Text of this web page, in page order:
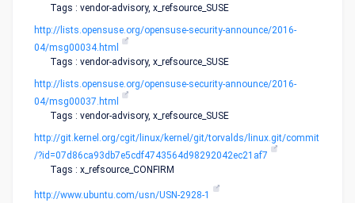
Tags : vendor-advisory, x_refsource_SUSE
http://lists.opensuse.org/opensuse-security-announce/2016-
04/msg00034.html
Tags : vendor-advisory, x_refsource_SUSE
http://lists.opensuse.org/opensuse-security-announce/2016-
04/msg00037.html
Tags : vendor-advisory, x_refsource_SUSE
http://git.kernel.org/cgit/linux/kernel/git/torvalds/linux.git/commit
/?id=07d86ca93db7e5cdf4743564d98292042ec21af7
Tags : x_refsource_CONFIRM
http://www.ubuntu.com/usn/USN-2928-1